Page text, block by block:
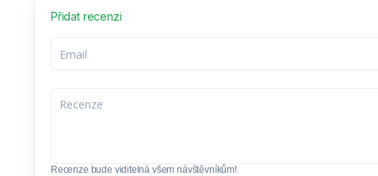
Přidat recenzi
Recenze bude viditelná všem návštěvníkům!